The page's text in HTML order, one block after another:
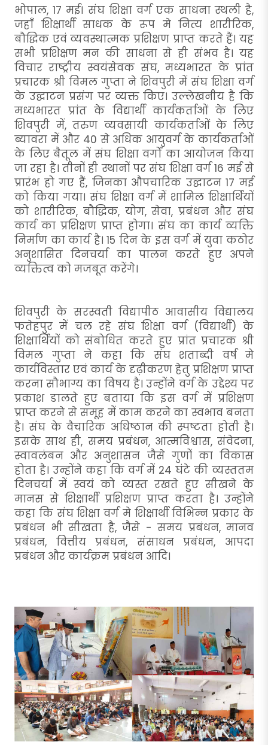
भोपाल, 17 मई। संघ शिक्षा वर्ग एक साधना स्थली है,
जहाँ शिक्षार्थी साधक के रूप मे नित्य शारीरिक,
बौद्धिक एवं व्यवस्थात्मक प्रशिक्षण प्राप्त करते हैं। यह
सभी प्रशिक्षण मन की साधना से ही संभव है। यह
विचार राष्ट्रीय स्वयंसेवक संघ, मध्यभारत के प्रांत
प्रचारक श्री विमल गुप्ता ने शिवपुरी में संघ शिक्षा वर्ग
के उद्घाटन प्रसंग पर व्यक्त किए। उल्लेखनीय है कि
मध्यभारत प्रांत के विद्यार्थी कार्यकर्ताओं के लिए
शिवपुरी में, तरुण व्यवसायी कार्यकर्ताओं के लिए
ब्यावरा में और 40 से अधिक आयुवर्ग के कार्यकर्ताओं
के लिए बैतूल में संघ शिक्षा वर्गों का आयोजन किया
जा रहा है। तीनों ही स्थानों पर संघ शिक्षा वर्ग 16 मई से
प्रारंभ हो गए हैं, जिनका औपचारिक उद्घाटन 17 मई
को किया गया। संघ शिक्षा वर्ग में शामिल शिक्षार्थियों
को शारीरिक, बौद्धिक, योग, सेवा, प्रबंधन और संघ
कार्य का प्रशिक्षण प्राप्त होगा। संघ का कार्य व्यक्ति
निर्माण का कार्य है। 15 दिन के इस वर्ग में युवा कठोर
अनुशासित दिनचर्या का पालन करते हुए अपने
व्यक्तित्व को मजबूत करेंगे।
शिवपुरी के सरस्वती विद्यापीठ आवासीय विद्यालय
फतेहपुर में चल रहे संघ शिक्षा वर्ग (विद्यार्थी) के
शिक्षार्थियों को संबोधित करते हुए प्रांत प्रचारक श्री
विमल गुप्ता ने कहा कि संघ शताब्दी वर्ष मे
कार्यविस्तार एवं कार्य के दृढ़ीकरण हेतु प्रशिक्षण प्राप्त
करना सौभाग्य का विषय है। उन्होंने वर्ग के उद्देश्य पर
प्रकाश डालते हुए बताया कि इस वर्ग में प्रशिक्षण
प्राप्त करने से समूह में काम करने का स्वभाव बनता
है। संघ के वैचारिक अधिष्ठान की स्पष्टता होती है।
इसके साथ ही, समय प्रबंधन, आत्मविश्वास, संवेदना,
स्वावलंबन और अनुशासन जैसे गुणों का विकास
होता है। उन्होंने कहा कि वर्ग में 24 घंटे की व्यस्ततम
दिनचर्या में स्वयं को व्यस्त रखते हुए सीखने के
मानस से शिक्षार्थी प्रशिक्षण प्राप्त करता है। उन्होंने
कहा कि संघ शिक्षा वर्ग मे शिक्षार्थी विभिन्न प्रकार के
प्रबंधन भी सीखता है, जैसे - समय प्रबंधन, मानव
प्रबंधन, वित्तीय प्रबंधन, संसाधन प्रबंधन, आपदा
प्रबंधन और कार्यक्रम प्रबंधन आदि।